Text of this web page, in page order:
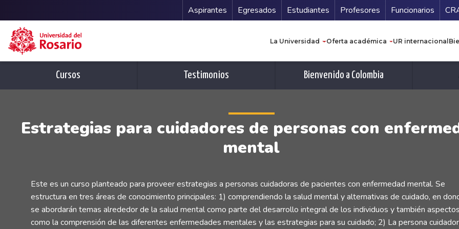
Menu Secundario
Aspirantes Egresados Estudiantes Profesores Funcionarios
La Universidad Oferta académica UR internacional
Cursos Testimonios Bienvenido a Colombia
Estrategias para cuidadores de personas con
mental
Este es un curso planteado para proveer estrategias a personas cuidadoras de pacientes con enfermedad mental. Se
estructura en tres áreas de conocimiento principales: 1) comprendiendo la salud mental y alternativas de cuidado, en
se abordarán temas alrededor de la salud mental como parte del desarrollo integral de los individuos y también aspectos
como la comprensión de las diferentes enfermedades mentales y las estrategias para su cuidado; 2) La persona